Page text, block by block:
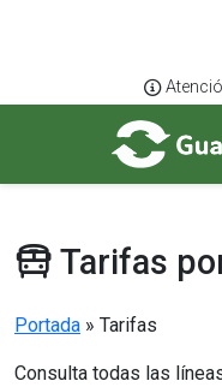
Tarifas
Portada » Tarifas
Consulta todas las